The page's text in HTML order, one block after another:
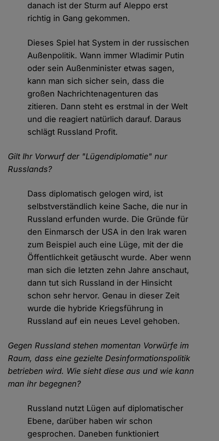
danach ist der Sturm auf Aleppo erst
richtig in Gang gekommen.
Dieses Spiel hat System in der russischen
Außenpolitik. Wann immer Wladimir Putin
oder sein Außenminister etwas sagen,
kann man sich sicher sein, dass die
großen Nachrichtenagenturen das
zitieren. Dann steht es erstmal in der Welt
und die reagiert natürlich darauf. Daraus
schlägt Russland Profit.
Gilt Ihr Vorwurf der "Lügendiplomatie" nur
Russlands?
Dass diplomatisch gelogen wird, ist
selbstverständlich keine Sache, die nur in
Russland erfunden wurde. Die Gründe für
den Einmarsch der USA in den Irak waren
zum Beispiel auch eine Lüge, mit der die
Öffentlichkeit getäuscht wurde. Aber wenn
man sich die letzten zehn Jahre anschaut,
dann tut sich Russland in der Hinsicht
schon sehr hervor. Genau in dieser Zeit
wurde die hybride Kriegsführung in
Russland auf ein neues Level gehoben.
Gegen Russland stehen momentan Vorwürfe im
Raum, dass eine gezielte Desinformationspolitik
betrieben wird. Wie sieht diese aus und wie kann
man ihr begegnen?
Russland nutzt Lügen auf diplomatischer
Ebene, darüber haben wir schon
gesprochen. Daneben funktioniert